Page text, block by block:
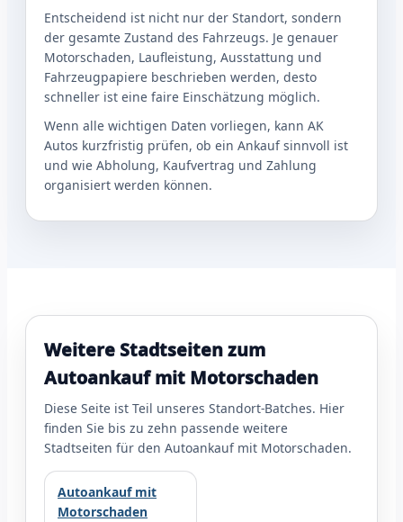
Entscheidend ist nicht nur der Standort, sondern
der gesamte Zustand des Fahrzeugs. Je genauer
Motorschaden, Laufleistung, Ausstattung und
Fahrzeugpapiere beschrieben werden, desto
schneller ist eine faire Einschätzung möglich.
Wenn alle wichtigen Daten vorliegen, kann AK
Autos kurzfristig prüfen, ob ein Ankauf sinnvoll ist
und wie Abholung, Kaufvertrag und Zahlung
organisiert werden können.
Weitere Stadtseiten zum
Autoankauf mit Motorschaden
Diese Seite ist Teil unseres Standort-Batches. Hier
finden Sie bis zu zehn passende weitere
Stadtseiten für den Autoankauf mit Motorschaden.
Autoankauf mit
Motorschaden